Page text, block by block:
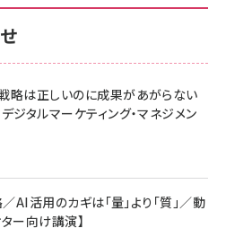
略は正しいのに成果があがらない
ジタルマーケティング・マネジメン
AI活用のカギは「量」より「質」／動
ー向け講演】